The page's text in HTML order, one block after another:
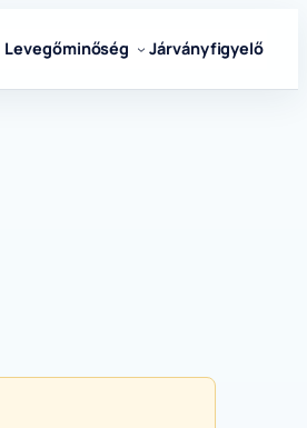
Levegőminőség Járványfigyelő